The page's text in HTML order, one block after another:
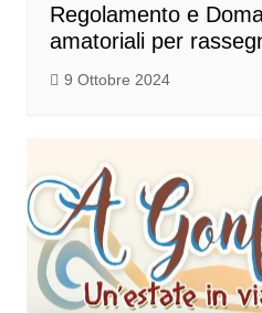
Regolamento e
amatoriali per
9 Ottobre 2024